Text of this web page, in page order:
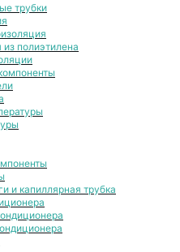
трубки
полиэтилена
и капиллярная трубка